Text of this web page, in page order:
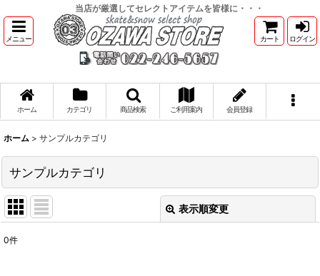
当店が厳選してセレクトアイテムを皆様に・・・
メニュー カート ログイン
ホーム カテゴリ 商品検索 ご利用案内 会員登録
ホーム > サンプルカテゴリ
サンプルカテゴリ
表示順変更
0件